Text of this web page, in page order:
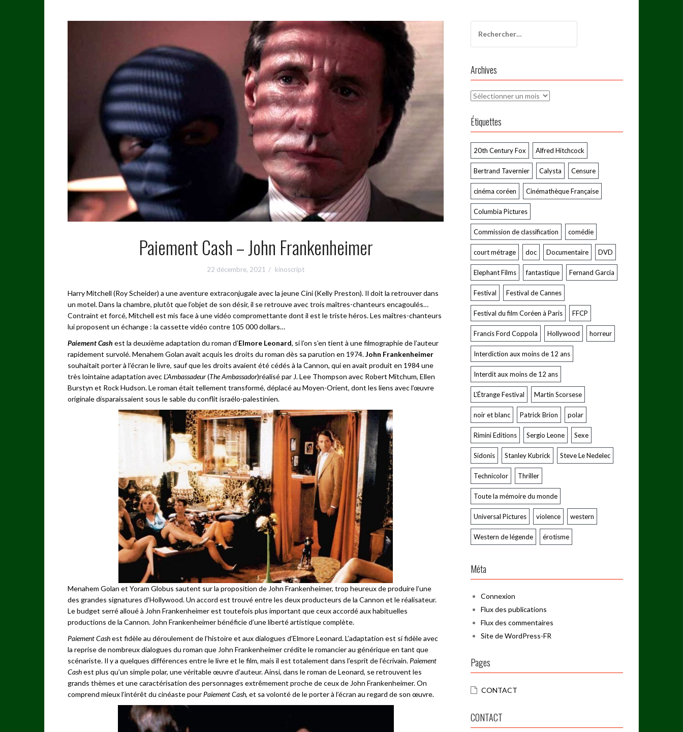
Paiement Cash – John Frankenheimer
22 décembre, 2021 kinoscript
Harry Mitchell (Roy Scheider) a une aventure extraconjugale avec la jeune Cini (Kelly Preston). Il doit la retrouver dans
un motel. Dans la chambre, plutôt que l’objet de son désir, il se retrouve avec trois maîtres-chanteurs encagoulés…
Contraint et forcé, Mitchell est mis face à une vidéo compromettante dont il est le triste héros. Les maîtres-chanteurs
lui proposent un échange : la cassette vidéo contre 105 000 dollars…
Paiement Cash est la deuxième adaptation du roman d’Elmore Leonard, si l’on s’en tient à une filmographie de l’auteur
rapidement survolé. Menahem Golan avait acquis les droits du roman dès sa parution en 1974.John Frankenheimer
souhaitait porter à l’écran le livre, sauf que les droits avaient été cédés à la Cannon, qui en avait produit en 1984 une
très lointaine adaptation avecL’Ambassadeur(The Ambassador)réalisé par J. Lee Thompson avec Robert Mitchum, Ellen
Burstyn et Rock Hudson. Le roman était tellement transformé, déplacé au Moyen-Orient, dont les liens avec l’œuvre
originale disparaissaient sous le sable du conflit israélo-palestinien.
Menahem Golan et Yoram Globus sautent sur la proposition de John Frankenheimer, trop heureux de produire l’une
des grandes signatures d’Hollywood. Un accord est trouvé entre les deux producteurs de la Cannon et le réalisateur.
Le budget serré alloué à John Frankenheimer est toutefois plus important que ceux accordé aux habituelles
productions de la Cannon. John Frankenheimer bénéficie d’une liberté artistique complète.
Paiement Cashest fidèle au déroulement de l’histoire et aux dialogues d’Elmore Leonard. L’adaptation est si fidèle avec
la reprise de nombreux dialogues du roman que John Frankenheimer crédite le romancier au générique en tant que
scénariste. Il y a quelques différences entre le livre et le film, mais il est totalement dans l’esprit de l’écrivain. Paiement
Cashest plus qu’un simple polar, une véritable œuvre d’auteur. Ainsi, dans le roman de Leonard, se retrouvent les
grands thèmes et une caractérisation des personnages extrêmement proche de ceux de John Frankenheimer. On
comprend mieux l’intérêt du cinéaste pour Paiement Cash, et sa volonté de le porter à l’écran au regard de son œuvre.
Archives
Archives
Étiquettes
20th Century Fox Alfred Hitchcock
Bertrand Tavernier Calysta Censure
cinéma coréen Cinémathèque Française
Columbia Pictures
Commission de classification comédie
court métrage doc Documentaire DVD
Elephant Films fantastique Fernand Garcia
Festival Festival de Cannes
Festival du film Coréen à Paris FFCP
Francis Ford Coppola Hollywood horreur
Interdiction aux moins de 12 ans
Interdit aux moins de 12 ans
L’Étrange Festival Martin Scorsese
noir et blanc Patrick Brion polar
Rimini Editions Sergio Leone Sexe
Sidonis Stanley Kubrick Steve Le Nedelec
Technicolor Thriller
Toute la mémoire du monde
Universal Pictures violence western
Western de légende érotisme
Méta
Connexion
Flux des publications
Flux des commentaires
Site de WordPress-FR
Pages
CONTACT
CONTACT